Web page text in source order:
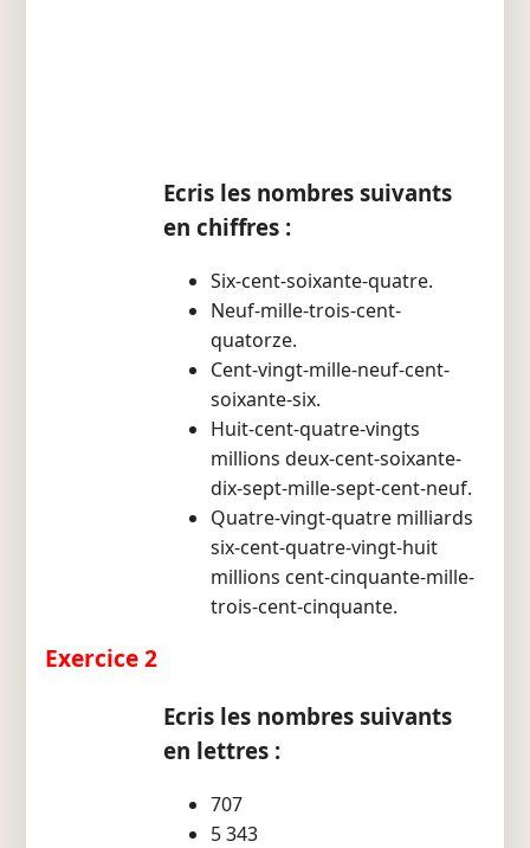
Ecris les nombres suivants
en chiffres :
Six-cent-soixante-quatre.
Neuf-mille-trois-cent-
quatorze.
Cent-vingt-mille-neuf-cent-
soixante-six.
Huit-cent-quatre-vingts
millions deux-cent-soixante-
dix-sept-mille-sept-cent-neuf.
Quatre-vingt-quatre milliards
six-cent-quatre-vingt-huit
millions cent-cinquante-mille-
trois-cent-cinquante.
Exercice 2
Ecris les nombres suivants
en lettres :
707
5 343